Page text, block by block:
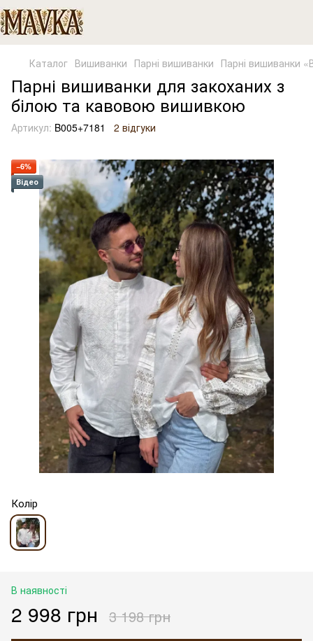
Каталог Вишиванки Парні вишиванки Парні вишиванки
Парні вишиванки для закоханих з
білою та кавовою вишивкою
Артикул: B005+7181 2 відгуки
−6%
Відео
Колір
В наявності
2 998 грн 3 198 грн